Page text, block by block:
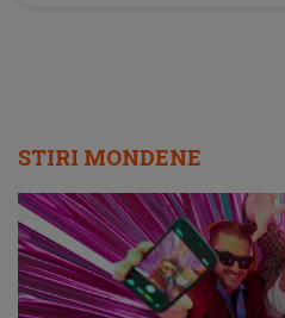
STIRI MONDENE